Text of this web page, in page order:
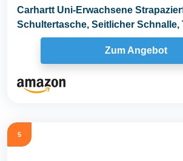
Carhartt Uni-Erwachsene
Schultertasche, Seitlicher Schnalle,
und...
Zum Angebot
5